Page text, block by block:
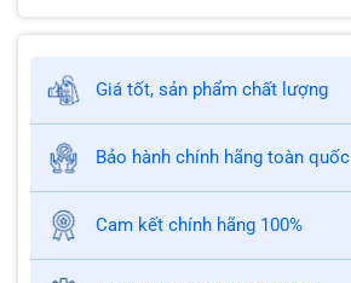
Giá tốt, sản phẩm chất lượng
Bảo hành chính hãng toàn quốc
Cam kết chính hãng 100%